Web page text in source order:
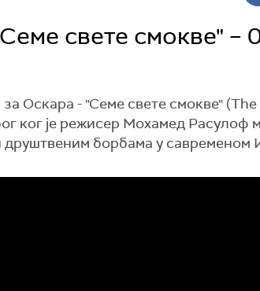
свете смокве" –
Оскара - "Семе свете смокве"
ког је режисер Мохамед Расулоф
борбама у савременом